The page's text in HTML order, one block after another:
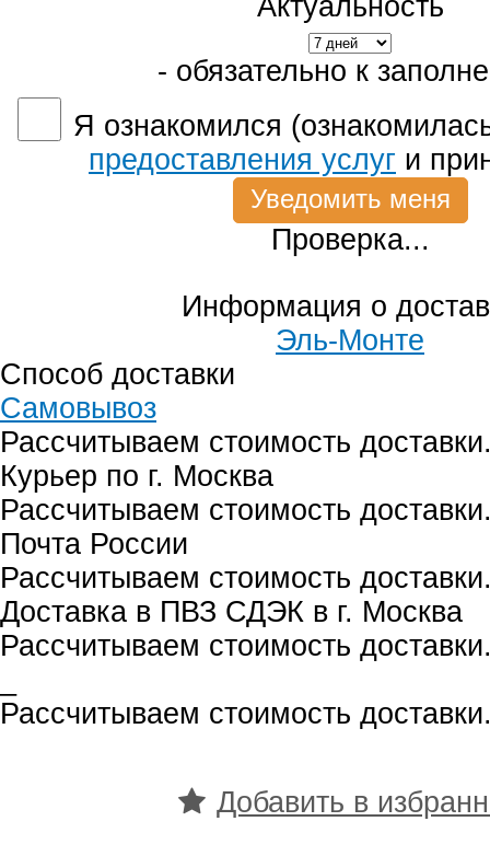
Актуальность
- обязательно к
Я ознакомился
предоставления услуг и
Проверка...
Информация о
Эль-Монте
Способ доставки
Самовывоз
Рассчитываем стоимость
Курьер по г. Москва
Рассчитываем стоимость
Почта России
Рассчитываем стоимость
Доставка в ПВЗ СДЭК в г. Москва
Рассчитываем стоимость
Рассчитываем стоимость
Добавить в